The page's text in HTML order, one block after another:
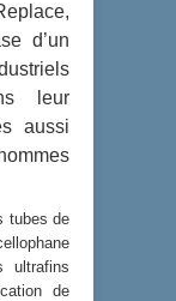
d’un
leur
aussi
tubes de
ultrafins
de